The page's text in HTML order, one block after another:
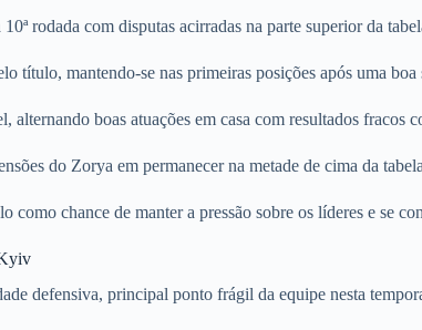
rodada com disputas acirradas na parte superior da
título, mantendo-se nas primeiras posições após uma
alternando boas atuações em casa com resultados fracos
do Zorya em permanecer na metade de cima da
como chance de manter a pressão sobre os líderes e se
defensiva, principal ponto frágil da equipe nesta